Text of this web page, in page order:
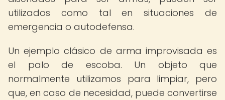
utilizados como tal en situaciones de
emergencia o autodefensa.
Un ejemplo clásico de arma improvisada es
el palo de escoba. Un objeto que
normalmente utilizamos para limpiar, pero
que, en caso de necesidad, puede convertirse